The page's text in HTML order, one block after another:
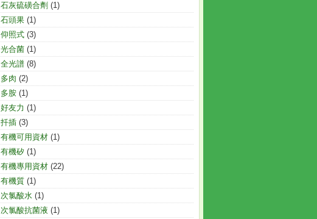
石灰硫磺合劑 (1)
石頭果 (1)
仰照式 (3)
光合菌 (1)
全光譜 (8)
多肉 (2)
多胺 (1)
好友力 (1)
扦插 (3)
有機可用資材 (1)
有機矽 (1)
有機專用資材 (22)
有機質 (1)
次氯酸水 (1)
次氯酸抗菌液 (1)